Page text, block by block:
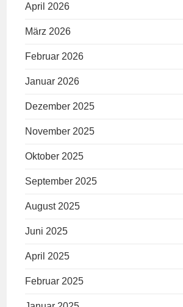
April 2026
März 2026
Februar 2026
Januar 2026
Dezember 2025
November 2025
Oktober 2025
September 2025
August 2025
Juni 2025
April 2025
Februar 2025